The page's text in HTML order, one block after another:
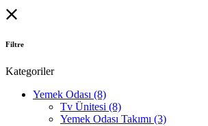
Filtre
Kategoriler
Yemek Odası (8)
Tv Ünitesi (8)
Yemek Odası Takımı (3)